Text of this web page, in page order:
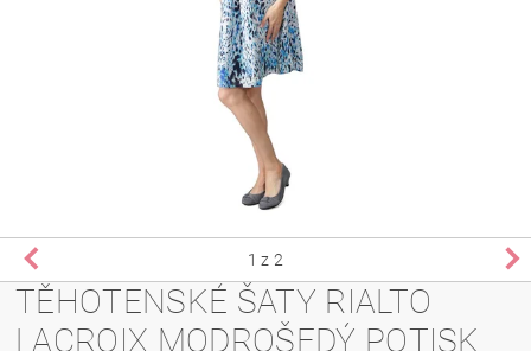
1 z 2
TĚHOTENSKÉ ŠATY RIALTO
LACROIX MODROŠEDÝ POTISK